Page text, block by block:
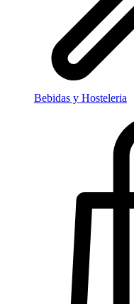
Bebidas y Hosteleria